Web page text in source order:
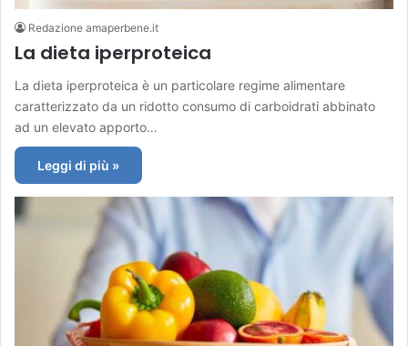
Redazione amaperbene.it
La dieta iperproteica
La dieta iperproteica è un particolare regime alimentare
caratterizzato da un ridotto consumo di carboidrati abbinato
ad un elevato apporto…
Leggi di più »